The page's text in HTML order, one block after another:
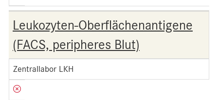
Leukozyten-Oberflächenantigene
(FACS, peripheres Blut)
Zentrallabor LKH